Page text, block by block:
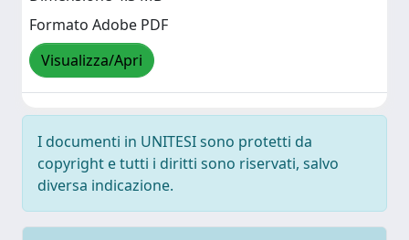
Formato Adobe PDF
Visualizza/Apri
I documenti in UNITESI sono protetti da
copyright e tutti i diritti sono riservati, salvo
diversa indicazione.